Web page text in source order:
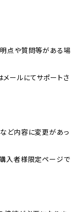
点や質問等がある場
ールにてサポートさ
ど内容に変更があっ
入者様限定ページで